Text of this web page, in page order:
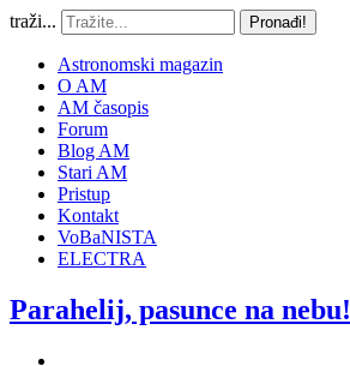
traži... Pronađi!
Astronomski magazin
O AM
AM časopis
Forum
Blog AM
Stari AM
Pristup
Kontakt
VoBaNISTA
ELECTRA
Parahelij, pasunce na nebu!